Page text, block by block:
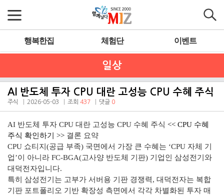
행복한집 체험단 이벤트
일상
AI 반도체 투자 CPU 대란 고성능 CPU 수혜 주식
주식 2026-05-03 조회 437 댓글 0
AI 반도체 투자 CPU 대란 고성능 CPU 수혜 주식 << CPU 수혜
주식 확인하기 >> 결론 요약
CPU 쇼티지(공급 부족) 국면에서 가장 큰 수혜는 ‘CPU 자체 기
업’이 아니라 FC-BGA(고사양 반도체 기판) 기업인 삼성전기와
대덕전자입니다.
특히 삼성전기는 고부가 서버용 기판 경쟁력, 대덕전자는 복합
기판 포트폴리오 기반 확장성 측면에서 각각 차별화된 투자 매